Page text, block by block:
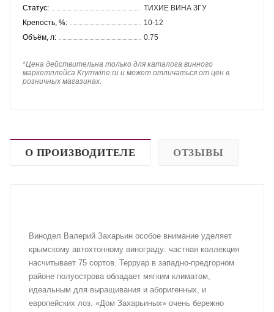
Статус:
ТИХИЕ ВИНА ЗГУ
Крепость, %:
10-12
Объём, л:
0.75
*Цена действительна только для каталога винного
маркетплейса Krymwine.ru и может отличаться от цен в
розничных магазинах.
О ПРОИЗВОДИТЕЛЕ ОТЗЫВЫ
Винодел Валерий Захарьин особое внимание уделяет
крымскому автохтонному винограду: частная коллекция
насчитывает 75 сортов. Терруар в западно-предгорном
районе полуострова обладает мягким климатом,
идеальным для выращивания и аборигенных, и
европейских лоз. «Дом Захарьиных» очень бережно